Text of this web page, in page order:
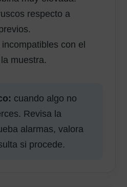
respecto a
con el
muestra.
cuando algo no
Revisa la
alarmas, valora
si procede.